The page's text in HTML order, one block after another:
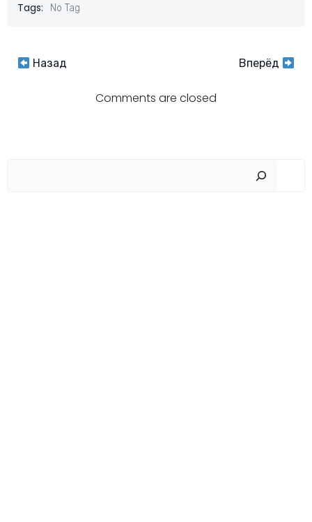
Tags: No Tag
Навигация
Назад
Навигация
по
Вперёд
Comments are closed